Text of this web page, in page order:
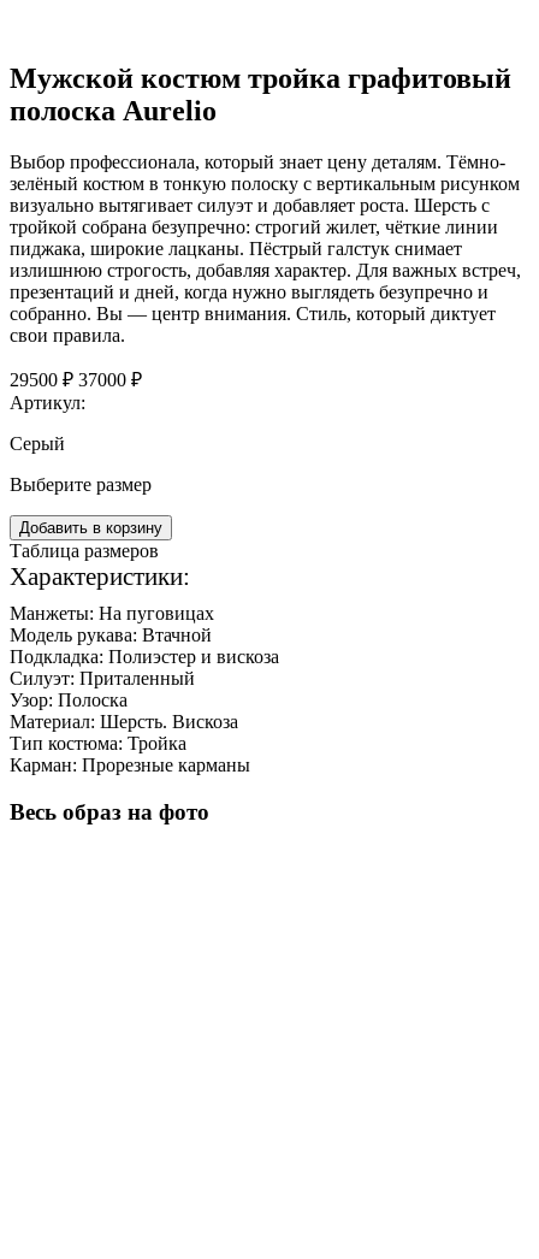
Мужской костюм тройка графитовый
полоска Aurelio
Выбор профессионала, который знает цену деталям. Тёмно-
зелёный костюм в тонкую полоску с вертикальным рисунком
визуально вытягивает силуэт и добавляет роста. Шерсть с
тройкой собрана безупречно: строгий жилет, чёткие линии
пиджака, широкие лацканы. Пёстрый галстук снимает
излишнюю строгость, добавляя характер. Для важных встреч,
презентаций и дней, когда нужно выглядеть безупречно и
собранно. Вы — центр внимания. Стиль, который диктует
свои правила.
29500 ₽ 37000 ₽
Артикул:
Серый
Выберите размер
Добавить в корзину
Таблица размеров
Характеристики:
Манжеты: На пуговицах
Модель рукава: Втачной
Подкладка: Полиэстер и вискоза
Силуэт: Приталенный
Узор: Полоска
Материал: Шерсть. Вискоза
Тип костюма: Тройка
Карман: Прорезные карманы
Весь образ на фото